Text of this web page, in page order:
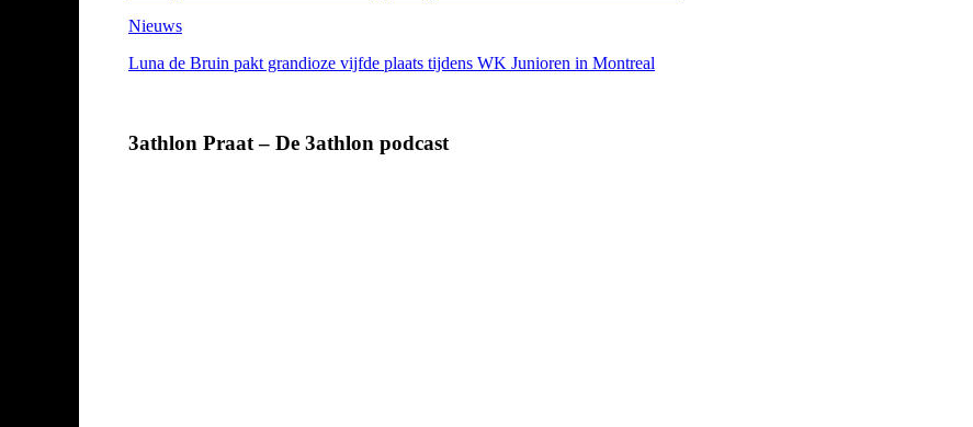
Nieuws
Luna de Bruin pakt grandioze vijfde plaats tijdens WK Junioren in Montreal
3athlon Praat – De 3athlon podcast